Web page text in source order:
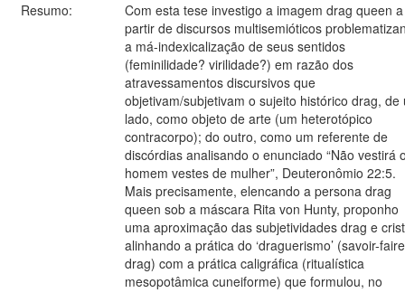
Resumo:
Com esta tese investigo a imagem drag queen a
partir de discursos multisemióticos
a má-indexicalização de seus sentidos
(feminilidade? virilidade?) em razão dos
atravessamentos discursivos que
objetivam/subjetivam o sujeito histórico drag, de
lado, como objeto de arte (um heterotópico
contracorpo); do outro, como um referente de
discórdias analisando o enunciado “Não vestirá
homem vestes de mulher”, Deuteronômio 22:5.
Mais precisamente, elencando a persona drag
queen sob a máscara Rita von Hunty, proponho
uma aproximação das subjetividades drag e
alinhando a prática do ‘draguerismo’ (savoir-faire
drag) com a prática caligráfica (ritualística
mesopotâmica cuneiforme) que formulou, no